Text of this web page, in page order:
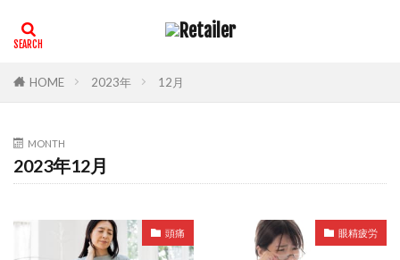
HOME 2023年 12月
MONTH
2023年12月
頭痛 眼精疲労